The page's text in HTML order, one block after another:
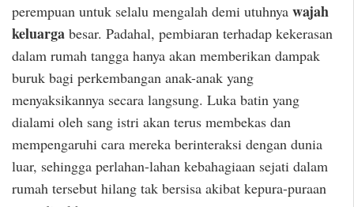
perempuan untuk selalu mengalah demi utuhnya wajah
keluarga besar. Padahal, pembiaran terhadap kekerasan
dalam rumah tangga hanya akan memberikan dampak
buruk bagi perkembangan anak-anak yang
menyaksikannya secara langsung. Luka batin yang
dialami oleh sang istri akan terus membekas dan
mempengaruhi cara mereka berinteraksi dengan dunia
luar, sehingga perlahan-lahan kebahagiaan sejati dalam
rumah tersebut hilang tak bersisa akibat kepura-puraan